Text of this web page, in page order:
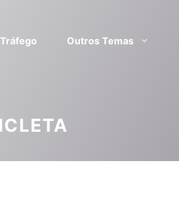
Outros Temas